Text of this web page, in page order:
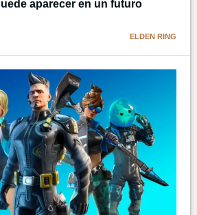
aparecer en un futuro
ELDEN RING